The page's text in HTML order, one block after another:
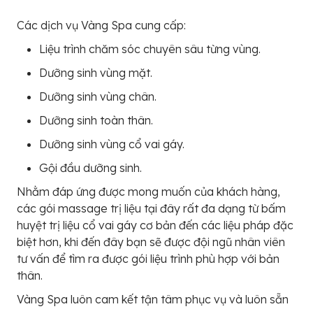
Các dịch vụ Vàng Spa cung cấp:
Liệu trình chăm sóc chuyên sâu từng vùng.
Dưỡng sinh vùng mặt.
Dưỡng sinh vùng chân.
Dưỡng sinh toàn thân.
Dưỡng sinh vùng cổ vai gáy.
Gội đầu dưỡng sinh.
Nhằm đáp ứng được mong muốn của khách hàng,
các gói massage trị liệu tại đây rất đa dạng từ bấm
huyệt trị liệu cổ vai gáy cơ bản đến các liệu pháp đặc
biệt hơn, khi đến đây bạn sẽ được đội ngũ nhân viên
tư vấn để tìm ra được gói liệu trình phù hợp với bản
thân.
Vàng Spa luôn cam kết tận tâm phục vụ và luôn sẵn